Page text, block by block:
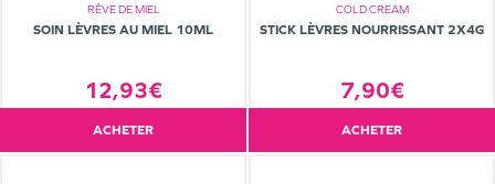
RÊVE DE MIEL
SOIN LÈVRES AU MIEL 10ML
12,93€
ACHETER
COLD CREAM
STICK LÈVRES NOURRISSANT 2X4G
7,90€
ACHETER